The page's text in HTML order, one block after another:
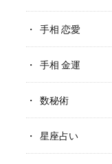
手相 恋愛
手相 金運
数秘術
星座占い